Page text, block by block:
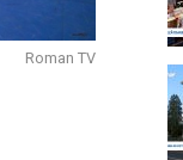
Roman TV